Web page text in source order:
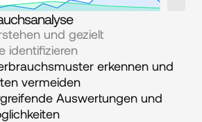
und gezielt
identifizieren
erkennen und
vermeiden
Auswertungen und